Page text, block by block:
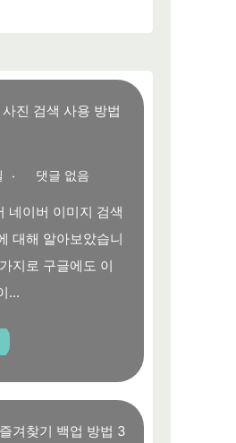
진 검색 사용 방법
댓글 없음
네이버 이미지 검색
대해 알아보았습니
지로 구글에도 이
...
겨찾기 백업 방법 3